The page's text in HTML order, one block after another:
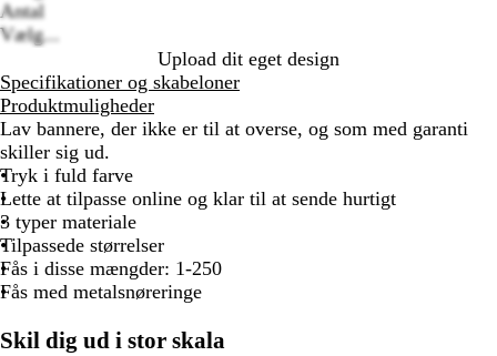
Antal
Vælg...
Upload dit eget design
Specifikationer og skabeloner
Produktmuligheder
Lav bannere, der ikke er til at overse, og som med garanti
skiller sig ud.
Tryk i fuld farve
Lette at tilpasse online og klar til at sende hurtigt
3 typer materiale
Tilpassede størrelser
Fås i disse mængder: 1-250
Fås med metalsnøreringe
Skil dig ud i stor skala